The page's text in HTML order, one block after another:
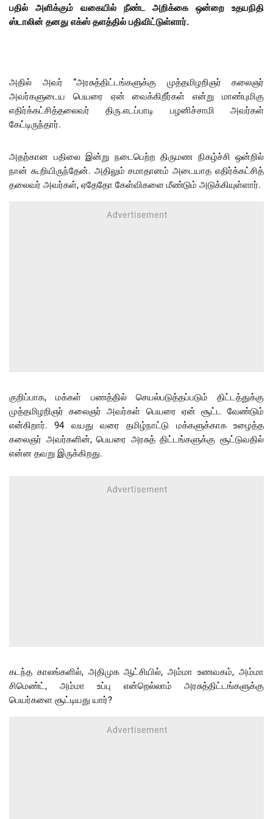
பதில் அளிக்கும் வகையில் நீண்ட அறிக்கை ஒன்றை உதயநிதி
ஸ்டாலின் தனது எக்ஸ் தளத்தில் பதிவிட்டுள்ளார்.
அதில் அவர் “அரசுத்திட்டங்களுக்கு முத்தமிழறிஞர் கலைஞர்
அவர்களுடைய பெயரை ஏன் வைக்கிறீர்கள் என்று மாண்புமிகு
எதிர்க்கட்சித்தலைவர் திரு.எடப்பாடி பழனிச்சாமி அவர்கள்
கேட்டிருந்தார்.
அதற்கான பதிலை இன்று நடைபெற்ற திருமண நிகழ்ச்சி ஒன்றில்
நான் கூறியிருந்தேன். அதிலும் சமாதானம் அடையாத எதிர்க்கட்சித்
தலைவர் அவர்கள், ஏதேதோ கேள்விகளை மீண்டும் அடுக்கியுள்ளார்.
குறிப்பாக, மக்கள் பணத்தில் செயல்படுத்தப்படும் திட்டத்துக்கு
முத்தமிழறிஞர் கலைஞர் அவர்கள் பெயரை ஏன் சூட்ட வேண்டும்
என்கிறார். 94 வயது வரை தமிழ்நாட்டு மக்களுக்காக உழைத்த
கலைஞர் அவர்களின், பெயரை அரசுத் திட்டங்களுக்கு சூட்டுவதில்
என்ன தவறு இருக்கிறது.
கடந்த காலங்களில், அதிமுக ஆட்சியில், அம்மா உணவகம், அம்மா
சிமெண்ட், அம்மா உப்பு என்றெல்லாம் அரசுத்திட்டங்களுக்கு
பெயர்களை சூட்டியது யார்?